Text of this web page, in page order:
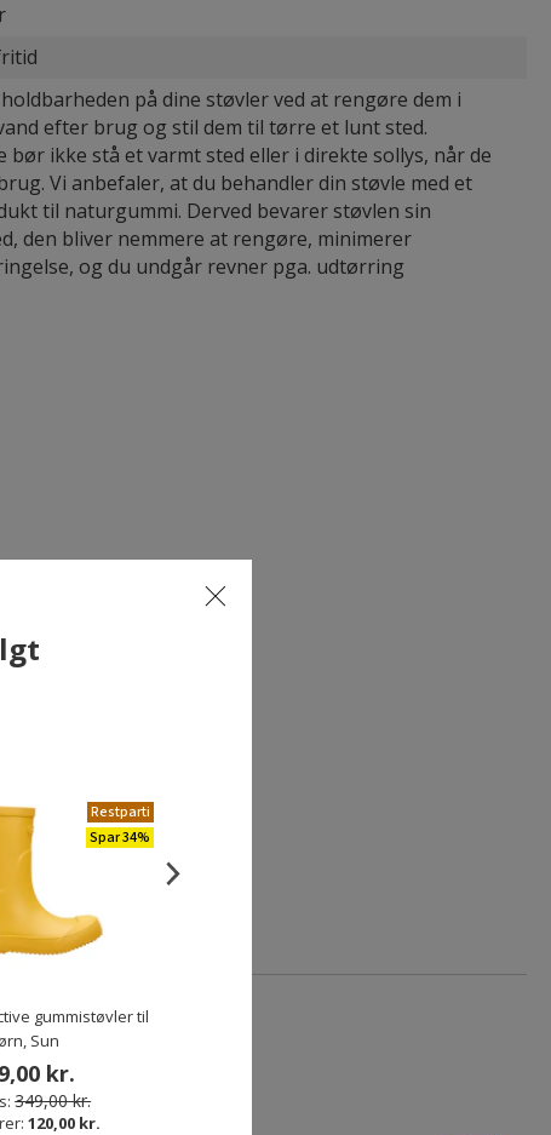
på dine støvler ved at rengøre dem i
efter brug og stil dem til tørre et lunt sted.
bør ikke stå et varmt sted eller i direkte sollys, når de
Vi anbefaler, at du behandler din støvle med et
til naturgummi. Derved bevarer støvlen sin
den bliver nemmere at rengøre, minimerer
og du undgår revner pga. udtørring
Restparti
Spar 34%
gummistøvler til
Sun
kr.
349,00 kr.
120,00 kr.